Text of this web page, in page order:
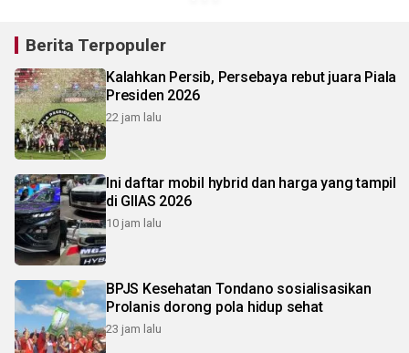
Berita Terpopuler
Kalahkan Persib, Persebaya rebut juara Piala
Presiden 2026
22 jam lalu
Ini daftar mobil hybrid dan harga yang tampil
di GIIAS 2026
10 jam lalu
BPJS Kesehatan Tondano sosialisasikan
Prolanis dorong pola hidup sehat
23 jam lalu